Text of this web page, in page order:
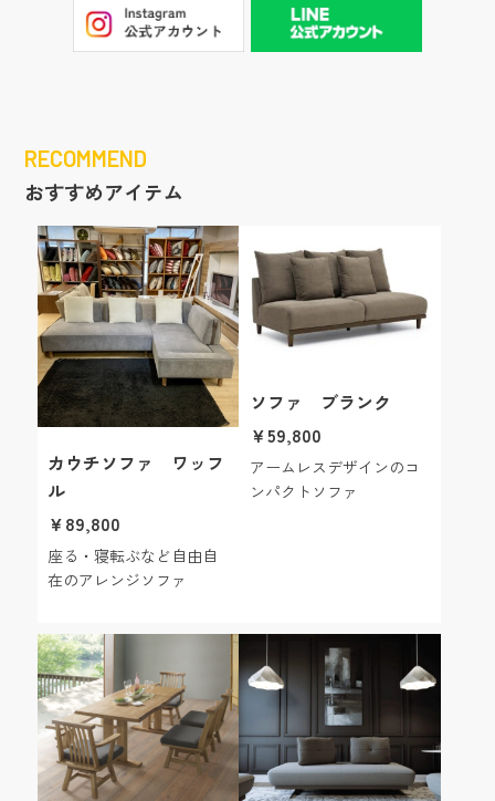
RECOMMEND
おすすめアイテム
カウチソファ ワッフ
ル
￥89,800
座る・寝転ぶなど自由自
在のアレンジソファ
ソファ ブランク
￥59,800
アームレスデザインのコ
ンパクトソファ